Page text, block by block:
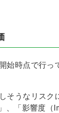
始時点で行っ
そうなリスク
、「影響度（